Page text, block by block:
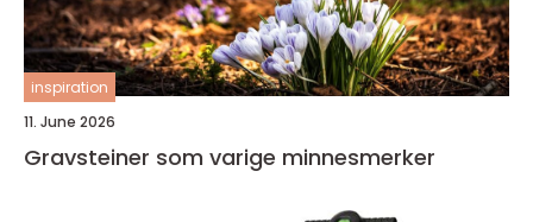
inspiration
11. June 2026
Gravsteiner som varige minnesmerker